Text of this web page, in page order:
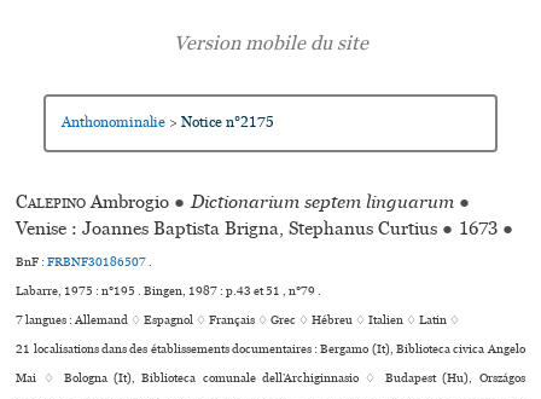
Anthonominalie > Notice n°2175
CalepinoAmbrogio ● Dictionarium septem linguarum ●
Venise : Joannes Baptista Brigna, Stephanus Curtius ● 1673 ●
BnF :FRBNF30186507.
Labarre, 1975 : n°195 . Bingen, 1987 : p.43 et 51 , n°79 .
7 langues :Allemand ♢Espagnol ♢Français ♢Grec ♢Hébreu ♢Italien ♢Latin ♢
21 localisations dans des établissements documentaires : Bergamo (It), Biblioteca civica Angelo
Mai ♢ Bologna (It), Biblioteca comu­nale dell’Archiginnasio ♢ Budapest (Hu), Országos